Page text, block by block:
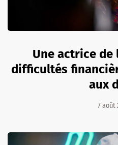
Une actrice de
difficultés
aux
7 août